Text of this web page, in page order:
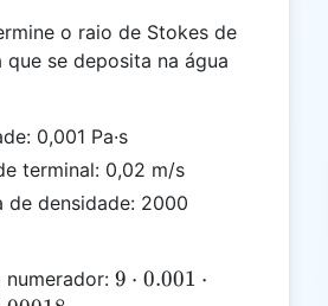
o raio de Stokes de
que se deposita na água
0,001 Pa·s
terminal: 0,02 m/s
de densidade: 2000
numerador: 9 \cdot
9 ⋅ 0.001 ⋅